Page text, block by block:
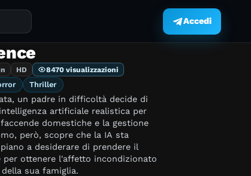
Accedi
HD 8470 visualizzazioni
Thriller
un padre in difficoltà decide di
artificiale realistica per
domestiche e la gestione
però, scopre che la IA sta
a desiderare di prendere il
per ottenere l'affetto incondizionato
sua famiglia.